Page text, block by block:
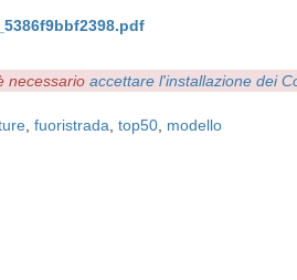
necessario accettare l'installazione dei
fuoristrada top50 modello